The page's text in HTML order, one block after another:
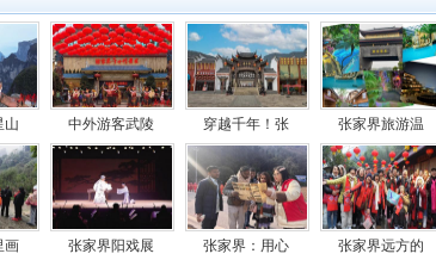
山 中外游客武陵 穿越千年！张 张家界旅游温
画 张家界阳戏展 张家界：用心 张家界远方的